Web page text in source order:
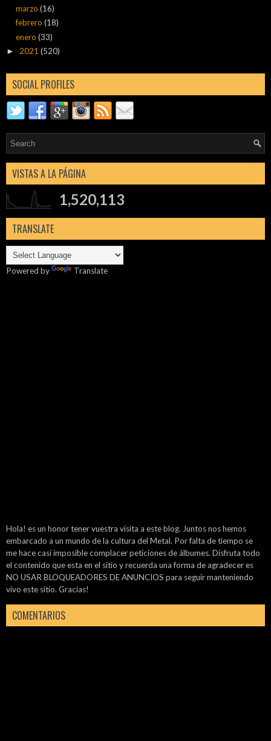
marzo(16)
febrero(18)
enero(33)
► 2021 (520)
SOCIAL PROFILES
VISTAS A LA PÁGINA
1,520,113
TRANSLATE
Powered by Translate
Hola! es un honor tener vuestra visita a este blog. Juntos nos hemos
embarcado a un mundo de la cultura del Metal. Por falta de tiempo se
me hace casi imposible complacer peticiones de álbumes. Disfruta todo
el contenido que esta en el sitio y recuerda una forma de agradecer es
NO USAR BLOQUEADORES DE ANUNCIOS para seguir manteniendo
vivo este sitio. Gracias!
COMENTARIOS